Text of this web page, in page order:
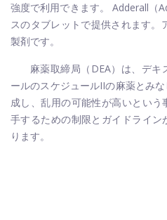
強度で利用できます。 Adderall（
スのタブレットで提供されます。
製剤です。
麻薬取締局（DEA）は、デ
ールのスケジュールIIの麻薬とみ
成し、乱用の可能性が高いとい
手するための制限とガイドライ
ります。